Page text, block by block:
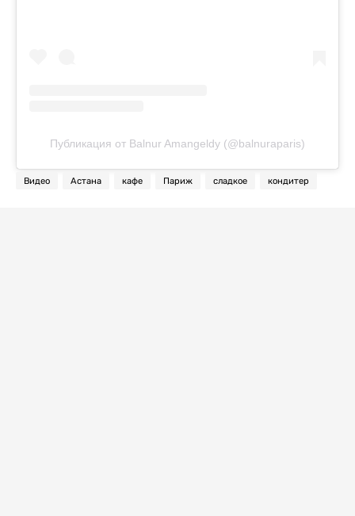
Публикация от Balnur Amangeldy (@balnuraparis)
Видео Астана кафе Париж сладкое кондитер